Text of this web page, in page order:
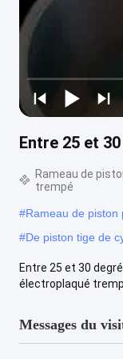
Entre 25 et
Rameau de
trempé
#Rameau de piston
#De piston tige de
Entre 25 et 30
électroplaqué
Messages du